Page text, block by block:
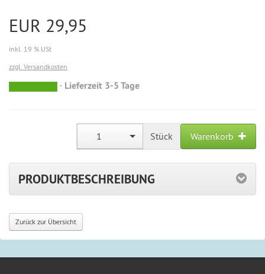
EUR 29,95
inkl. 19 % USt
zzgl. Versandkosten
sofort
Lieferzeit 3-5 Tage
1 Stück Warenkorb
PRODUKTBESCHREIBUNG
Zurück zur Übersicht